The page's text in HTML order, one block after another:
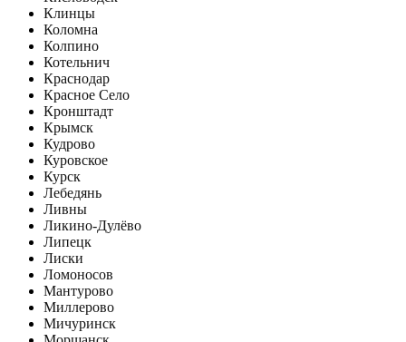
Клинцы
Коломна
Колпино
Котельнич
Краснодар
Красное Село
Кронштадт
Крымск
Кудрово
Куровское
Курск
Лебедянь
Ливны
Ликино-Дулёво
Липецк
Лиски
Ломоносов
Мантурово
Миллерово
Мичуринск